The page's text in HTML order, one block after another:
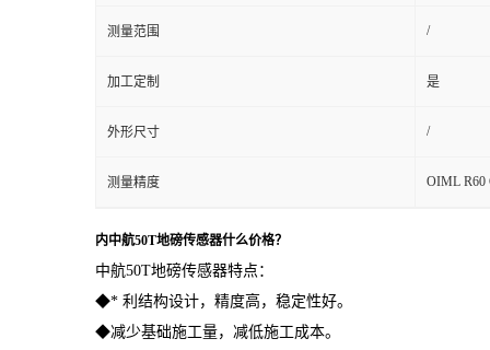
测量范围 /
加工定制 是
外形尺寸 /
测量精度 OIML R60
内中航50T地磅传感器什么价格？
中航50T地磅传感器特点：
◆* 利结构设计，精度高，稳定性好。
◆减少基础施工量，减低施工成本。